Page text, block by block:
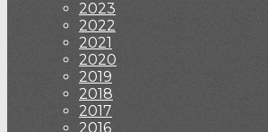
2023
2022
2021
2020
2019
2018
2017
2016